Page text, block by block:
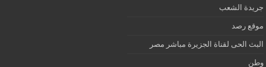
جريدة الشعب
موقع رصد
البث الحى لقناة الجزيرة مباشر مصر
وطن